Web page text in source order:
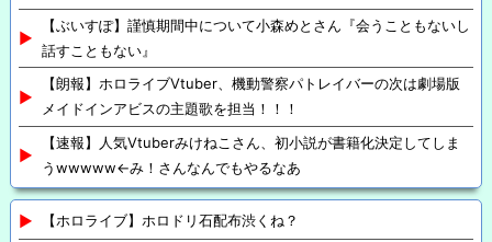
【ぶいすぽ】謹慎期間中について小森めとさん『会うこともないし
話すこともない』
【朗報】ホロライブVtuber、機動警察パトレイバーの次は劇場版
メイドインアビスの主題歌を担当！！！
【速報】人気Vtuberみけねこさん、初小説が書籍化決定してしま
うwwwww←み！さんなんでもやるなあ
【ホロライブ】ホロドリ石配布渋くね？